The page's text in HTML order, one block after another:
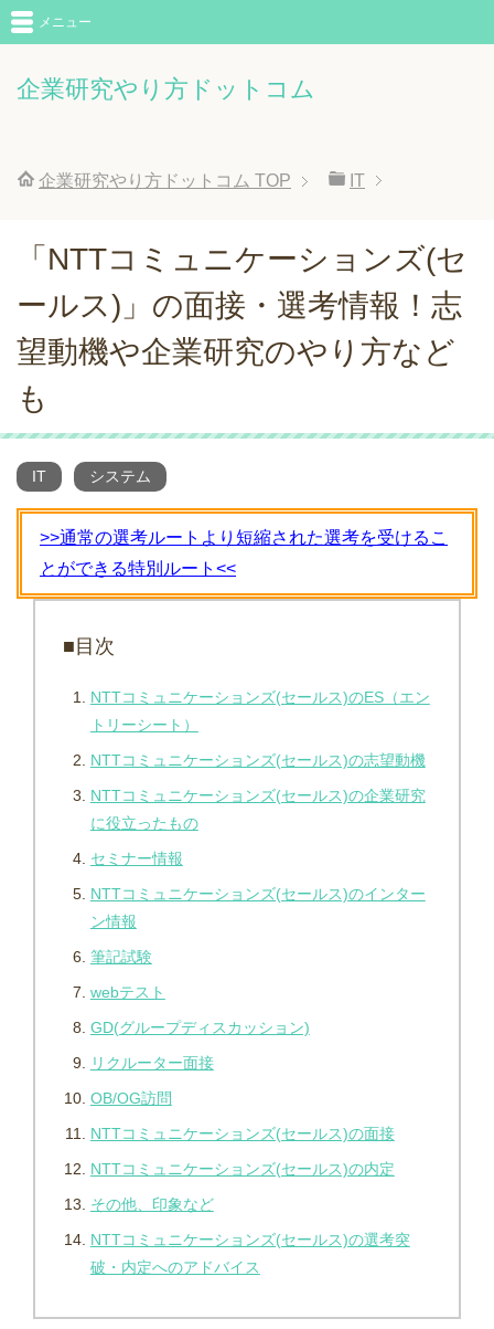
企業研究やり方ドットコム
メニュー
企業研究やり方ドットコム TOP IT
「NTTコミュニケーションズ(セ
ールス)」の面接・選考情報！志
望動機や企業研究のやり方など
も
IT システム
>>通常の選考ルートより短縮された選考を受けるこ
とができる特別ルート<<
■目次
NTTコミュニケーションズ(セールス)のES（エン
トリーシート）
NTTコミュニケーションズ(セールス)の志望動機
NTTコミュニケーションズ(セールス)の企業研究
に役立ったもの
セミナー情報
NTTコミュニケーションズ(セールス)のインター
ン情報
筆記試験
webテスト
GD(グループディスカッション)
リクルーター面接
OB/OG訪問
NTTコミュニケーションズ(セールス)の面接
NTTコミュニケーションズ(セールス)の内定
その他、印象など
NTTコミュニケーションズ(セールス)の選考突
破・内定へのアドバイス